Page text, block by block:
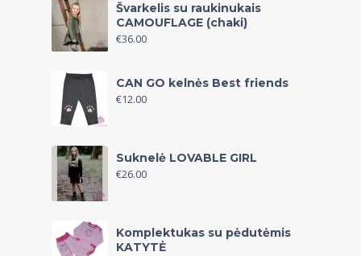
Švarkelis su raukinukais
CAMOUFLAGE (chaki)
€36.00
CAN GO kelnės Best friends
€12.00
Suknelė LOVABLE GIRL
€26.00
Komplektukas su pėdutėmis
KATYTĖ